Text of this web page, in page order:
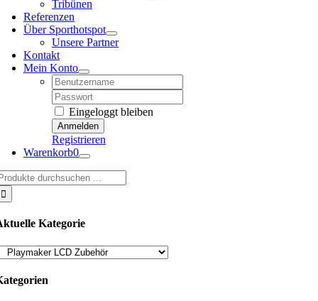
Tribünen
Referenzen
Über Sporthotspot
Unsere Partner
Kontakt
Mein Konto
Username:
Password:
Eingeloggt bleiben
Registrieren
Warenkorb0
Kategorie